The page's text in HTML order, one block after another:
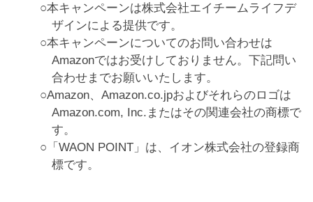
本キャンペーンは株式会社エイチームライフデ
ザインによる提供です。
本キャンペーンについてのお問い合わせは
Amazonではお受けしておりません。下記問い
合わせまでお願いいたします。
Amazon、Amazon.co.jpおよびそれらのロゴは
Amazon.com, Inc.またはその関連会社の商標で
す。
「WAON POINT」は、イオン株式会社の登録商
標です。